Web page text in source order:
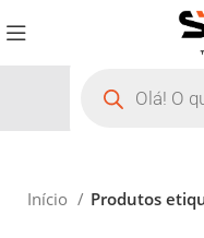
Início Produtos